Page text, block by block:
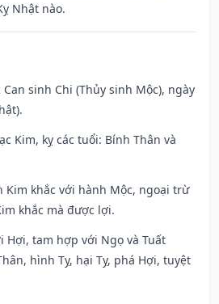
Nhật nào.
Can sinh Chi (Thủy sinh Mộc), ngày
Kim, kỵ các tuổi: Bính Thân và
Kim khắc với hành Mộc, ngoại trừ
khắc mà được lợi.
Hợi, tam hợp với Ngọ và Tuất
hình Tỵ, hại Tỵ, phá Hợi, tuyệt